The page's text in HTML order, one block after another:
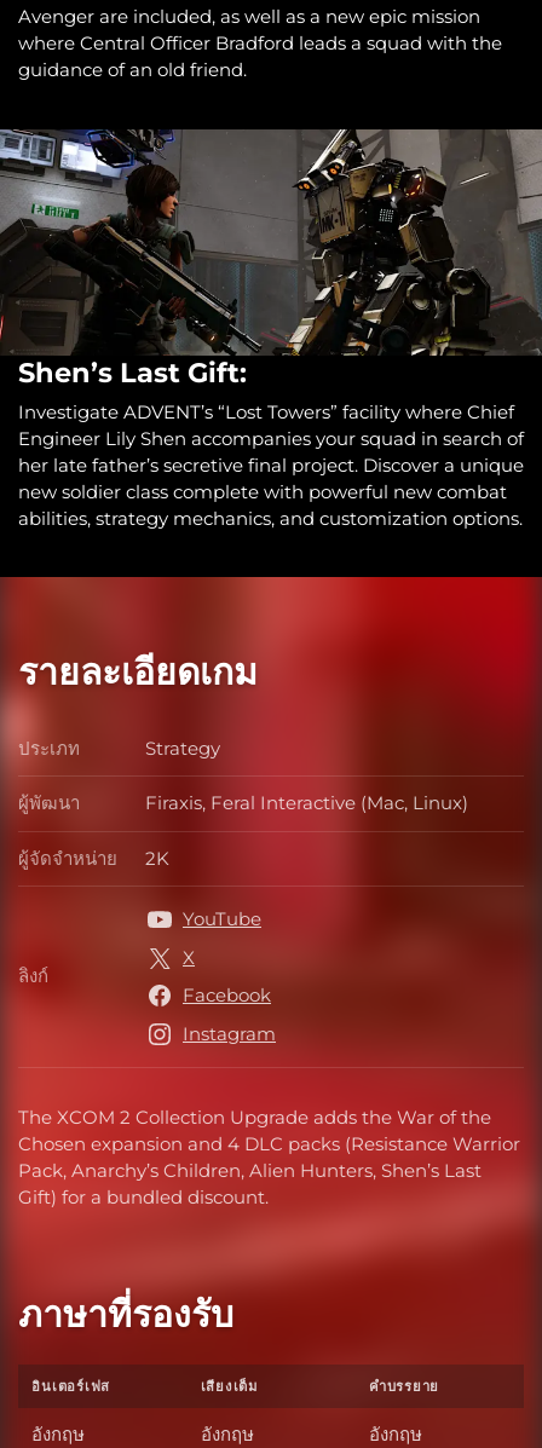
Avenger are included, as well as a new epic mission
where Central Officer Bradford leads a squad with the
guidance of an old friend.
Shen’s Last Gift:
Investigate ADVENT’s “Lost Towers” facility where Chief
Engineer Lily Shen accompanies your squad in search of
her late father’s secretive final project. Discover a unique
new soldier class complete with powerful new combat
abilities, strategy mechanics, and customization options.
รายละเอียดเกม
The XCOM 2 Collection Upgrade adds the War of the
Chosen expansion and 4 DLC packs (Resistance Warrior
Pack, Anarchy’s Children, Alien Hunters, Shen’s Last
Gift) for a bundled discount.
ประเภท ประเภท
Strategy
ผู้พัฒนา ผู้พัฒนา
Firaxis, Feral Interactive (Mac, Linux)
ผู้จัดจำหน่าย ผู้จัดจำหน่าย
2K
ลิงก์ ลิงก์
YouTube
X
Facebook
Instagram
ภาษาที่รองรับ
อินเตอร์เฟส เสียงเต็ม คำบรรยาย
อังกฤษ อังกฤษ อังกฤษ